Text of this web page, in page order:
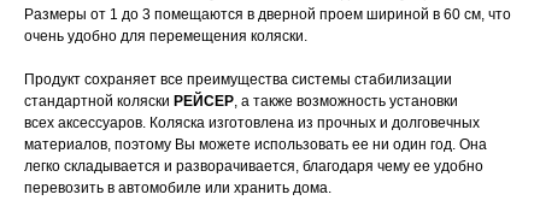
Размеры от 1 до 3 помещаются в дверной проем шириной в 60 см, что
очень удобно для перемещения коляски.
Продукт сохраняет все преимущества системы стабилизации
стандартной коляски РЕЙСЕР, а также возможность установки
всех аксессуаров. Коляска изготовлена из прочных и долговечных
материалов, поэтому Вы можете использовать ее ни один год. Она
легко складывается и разворачивается, благодаря чему ее удобно
перевозить в автомобиле или хранить дома.